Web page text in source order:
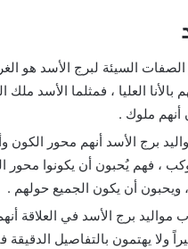
السيئة لبرج الأسد هو
بالأنا العليا ، فمثلما الأسد ملك
أنهم ملوك .
برج الأسد أنهم محور الكون
، فهم يُحبون أن يكونوا محور
ويحبون أن يكون الجميع حولهم .
مواليد برج الأسد في العلاقة
ولا يهتمون بالتفاصيل